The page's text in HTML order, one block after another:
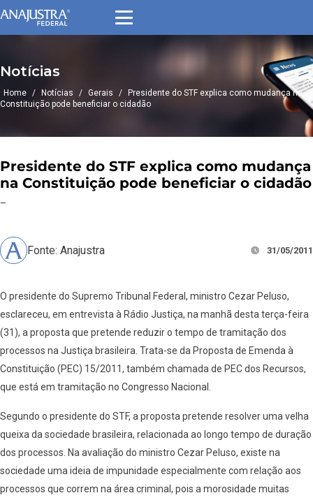
Notícias
Home / Notícias / Gerais /
Presidente do STF explica como mudança na
Constituição pode beneficiar o cidadão
Presidente do STF explica como mudança
na Constituição pode beneficiar o cidadão
–
Fonte: Anajustra 31/05/2011
O presidente do Supremo Tribunal Federal, ministro Cezar Peluso,
esclareceu, em entrevista à Rádio Justiça, na manhã desta terça-feira
(31), a proposta que pretende reduzir o tempo de tramitação dos
processos na Justiça brasileira. Trata-se da Proposta de Emenda à
Constituição (PEC) 15/2011, também chamada de PEC dos Recursos,
que está em tramitação no Congresso Nacional.
Segundo o presidente do STF, a proposta pretende resolver uma velha
queixa da sociedade brasileira, relacionada ao longo tempo de duração
dos processos. Na avaliação do ministro Cezar Peluso, existe na
sociedade uma ideia de impunidade especialmente com relação aos
processos que correm na área criminal, pois a morosidade muitas